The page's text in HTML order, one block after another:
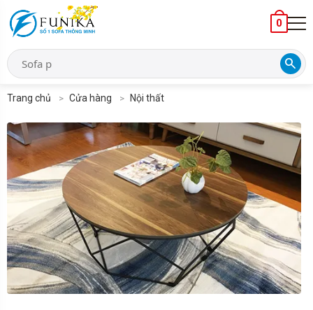
search
0
Trang chủ Cửa hàng Nội thất